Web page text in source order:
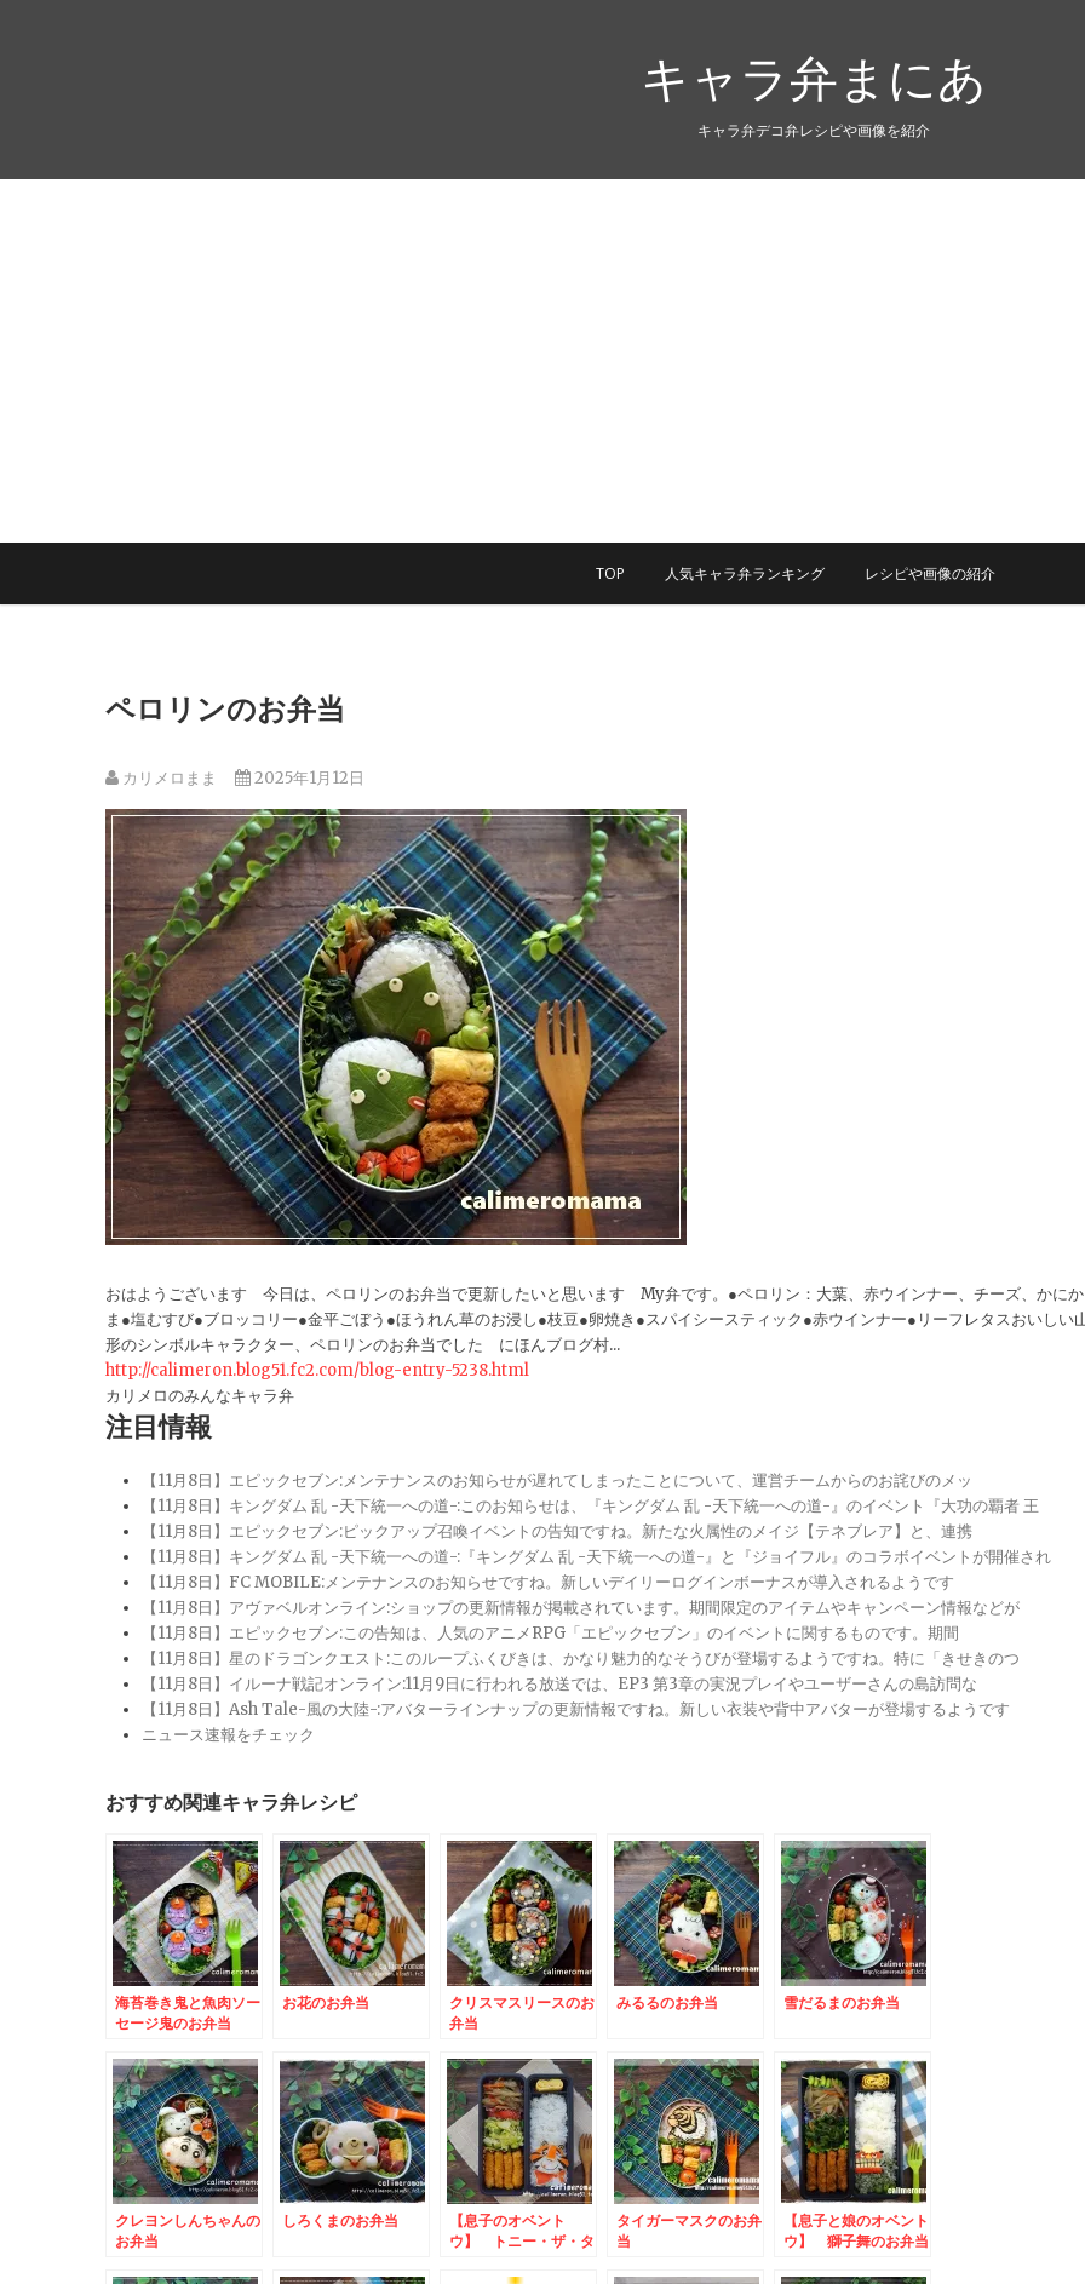
キャラ弁まにあ
キャラ弁デコ弁レシピや画像を紹介
TOP 人気キャラ弁ランキング レシピや画像の紹介
ペロリンのお弁当
カリメロまま 2025年1月12日
おはようございます 今日は、ペロリンのお弁当で更新したいと思います My弁です。●ペロリン：大葉、赤ウインナー、チーズ、かにか
ま●塩むすび●ブロッコリー●金平ごぼう●ほうれん草のお浸し●枝豆●卵焼き●スパイシースティック●赤ウインナー●リーフレタスおいしい
形のシンボルキャラクター、ペロリンのお弁当でした にほんブログ村...
http://calimeron.blog51.fc2.com/blog-entry-5238.html
カリメロのみんなキャラ弁
注目情報
【11月8日】エピックセブン:メンテナンスのお知らせが遅れてしまったことについて、運営チームからのお詫びのメッ
【11月8日】キングダム 乱 -天下統一への道-:このお知らせは、『キングダム 乱 -天下統一への道-』のイベント『大功の覇者 王
【11月8日】エピックセブン:ピックアップ召喚イベントの告知ですね。新たな火属性のメイジ【テネブレア】と、連携
【11月8日】キングダム 乱 -天下統一への道-:『キングダム 乱 -天下統一への道-』と『ジョイフル』のコラボイベントが開催され
【11月8日】FC MOBILE:メンテナンスのお知らせですね。新しいデイリーログインボーナスが導入されるようです
【11月8日】アヴァベルオンライン:ショップの更新情報が掲載されています。期間限定のアイテムやキャンペーン情報などが
【11月8日】エピックセブン:この告知は、人気のアニメRPG「エピックセブン」のイベントに関するものです。期間
【11月8日】星のドラゴンクエスト:このループふくびきは、かなり魅力的なそうびが登場するようですね。特に「きせきのつ
【11月8日】イルーナ戦記オンライン:11月9日に行われる放送では、EP3 第3章の実況プレイやユーザーさんの島訪問な
【11月8日】Ash Tale-風の大陸-:アバターラインナップの更新情報ですね。新しい衣装や背中アバターが登場するようです
ニュース速報をチェック
おすすめ関連キャラ弁レシピ
海苔巻き鬼と魚肉ソー
セージ鬼のお弁当
お花のお弁当
クリスマスリースのお
弁当
みるるのお弁当 雪だるまのお弁当
クレヨンしんちゃんの
お弁当
しろくまのお弁当
【息子のオベント
ウ】 トニー・ザ・タ
タイガーマスクのお弁
当
【息子と娘のオベント
ウ】 獅子舞のお弁当